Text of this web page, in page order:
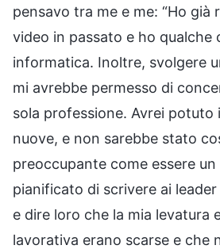
pensavo tra me e me: “Ho già
video in passato e ho qualche
informatica. Inoltre, svolgere
mi avrebbe permesso di
sola professione. Avrei potuto
nuove, e non sarebbe stato
preoccupante come essere un
pianificato di scrivere ai
e dire loro che la mia levatura
lavorativa erano scarse e che